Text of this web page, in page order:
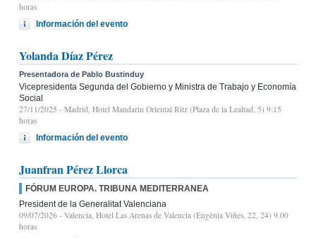
horas
Información del evento
Yolanda Díaz Pérez
Presentadora de Pablo Bustinduy
Vicepresidenta Segunda del Gobierno y Ministra de Trabajo y Economía
Social
27/11/2025 - Madrid, Hotel Mandarin Oriental Ritz (Plaza de la Lealtad, 5) 9:15
horas
Información del evento
Juanfran Pérez Llorca
FÓRUM EUROPA. TRIBUNA MEDITERRANEA
President de la Generalitat Valenciana
09/07/2026 - Valencia, Hotel Las Arenas de Valencia (Eugènia Viñes, 22, 24) 9.00
horas